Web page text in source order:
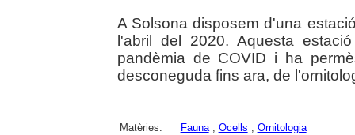
A Solsona disposem d'una
l'abril del 2020. Aquesta
pandèmia de COVID i ha
desconeguda fins ara, de
Matèries: Fauna; Ocells ; Ornitologia